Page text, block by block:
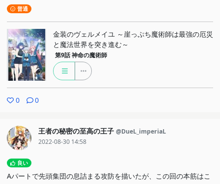
普通
金装のヴェルメイユ ～崖っぷち魔術師は最強の厄災
と魔法世界を突き進む～
第9話 神命の魔術師
0 0
王者の秘密の至高の王子 @DueL_imperiaL
2022-08-30 14:58
良い
Aパートで先頭集団の息詰まる攻防を描いたが、この回の本筋はこ